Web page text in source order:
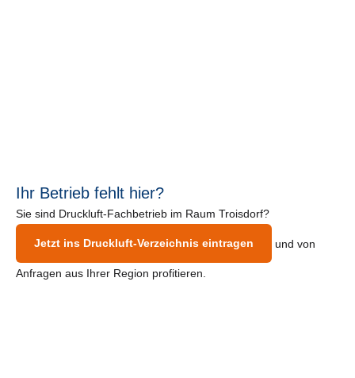
Ihr Betrieb fehlt hier?
Sie sind Druckluft-Fachbetrieb im Raum Troisdorf?
Jetzt ins Druckluft-Verzeichnis eintragen und von
Anfragen aus Ihrer Region profitieren.